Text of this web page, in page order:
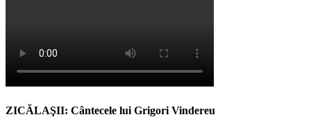
ZICĂLAŞII: Cântecele lui Grigori Vindereu